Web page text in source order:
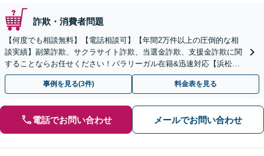
詐欺・消費者問題
【何度でも相談無料】【電話相談可】【年間2万件以上の圧倒的な相
談実績】副業詐欺、サクラサイト詐欺、当選金詐欺、支援金詐欺に関
することならお任せください！パラリーガル在籍&迅速対応【浜松町
駅1分】※結婚詐欺・ロマンス詐欺に関するご相談はお断り
事例を見る(3件) 料金表を見る
電話でお問い合わせ メールでお問い合わせ